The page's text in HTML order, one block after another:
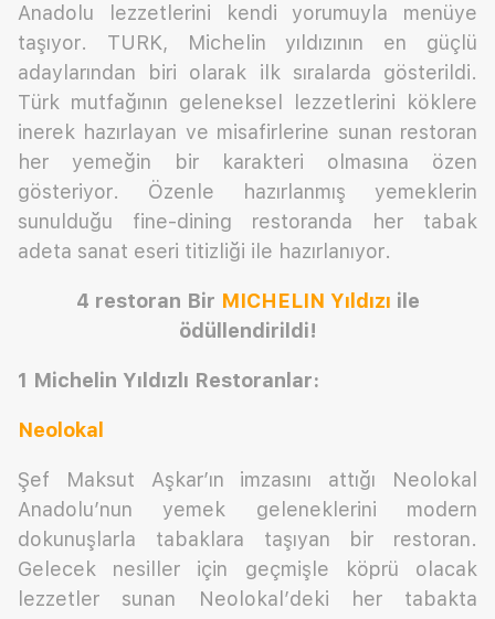
Anadolu lezzetlerini kendi yorumuyla menüye
taşıyor. TURK, Michelin yıldızının en güçlü
adaylarından biri olarak ilk sıralarda gösterildi.
Türk mutfağının geleneksel lezzetlerini köklere
inerek hazırlayan ve misafirlerine sunan restoran
her yemeğin bir karakteri olmasına özen
gösteriyor. Özenle hazırlanmış yemeklerin
sunulduğu fine-dining restoranda her tabak
adeta sanat eseri titizliği ile hazırlanıyor.
4 restoran Bir MICHELIN Yıldızı ile
ödüllendirildi!
1 Michelin Yıldızlı Restoranlar:
Neolokal
Şef Maksut Aşkar’ın imzasını attığı Neolokal
Anadolu’nun yemek geleneklerini modern
dokunuşlarla tabaklara taşıyan bir restoran.
Gelecek nesiller için geçmişle köprü olacak
lezzetler sunan Neolokal’deki her tabakta